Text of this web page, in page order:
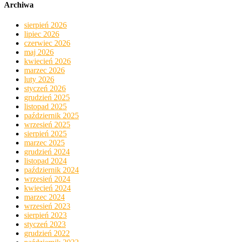
Archiwa
sierpień 2026
lipiec 2026
czerwiec 2026
maj 2026
kwiecień 2026
marzec 2026
luty 2026
styczeń 2026
grudzień 2025
listopad 2025
październik 2025
wrzesień 2025
sierpień 2025
marzec 2025
grudzień 2024
listopad 2024
październik 2024
wrzesień 2024
kwiecień 2024
marzec 2024
wrzesień 2023
sierpień 2023
styczeń 2023
grudzień 2022